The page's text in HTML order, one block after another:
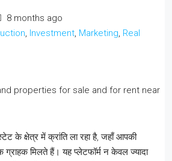
8 months ago
, Investment, Marketing, Real
के क्षेत्र में क्रांति ला रहा है, जहाँ आपकी
ग्राहक मिलते हैं। यह प्लेटफॉर्म न केवल ज्यादा